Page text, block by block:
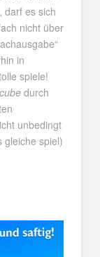
darf es sich
nicht über
in
spiele!
durch
unbedingt
gleiche spiel)